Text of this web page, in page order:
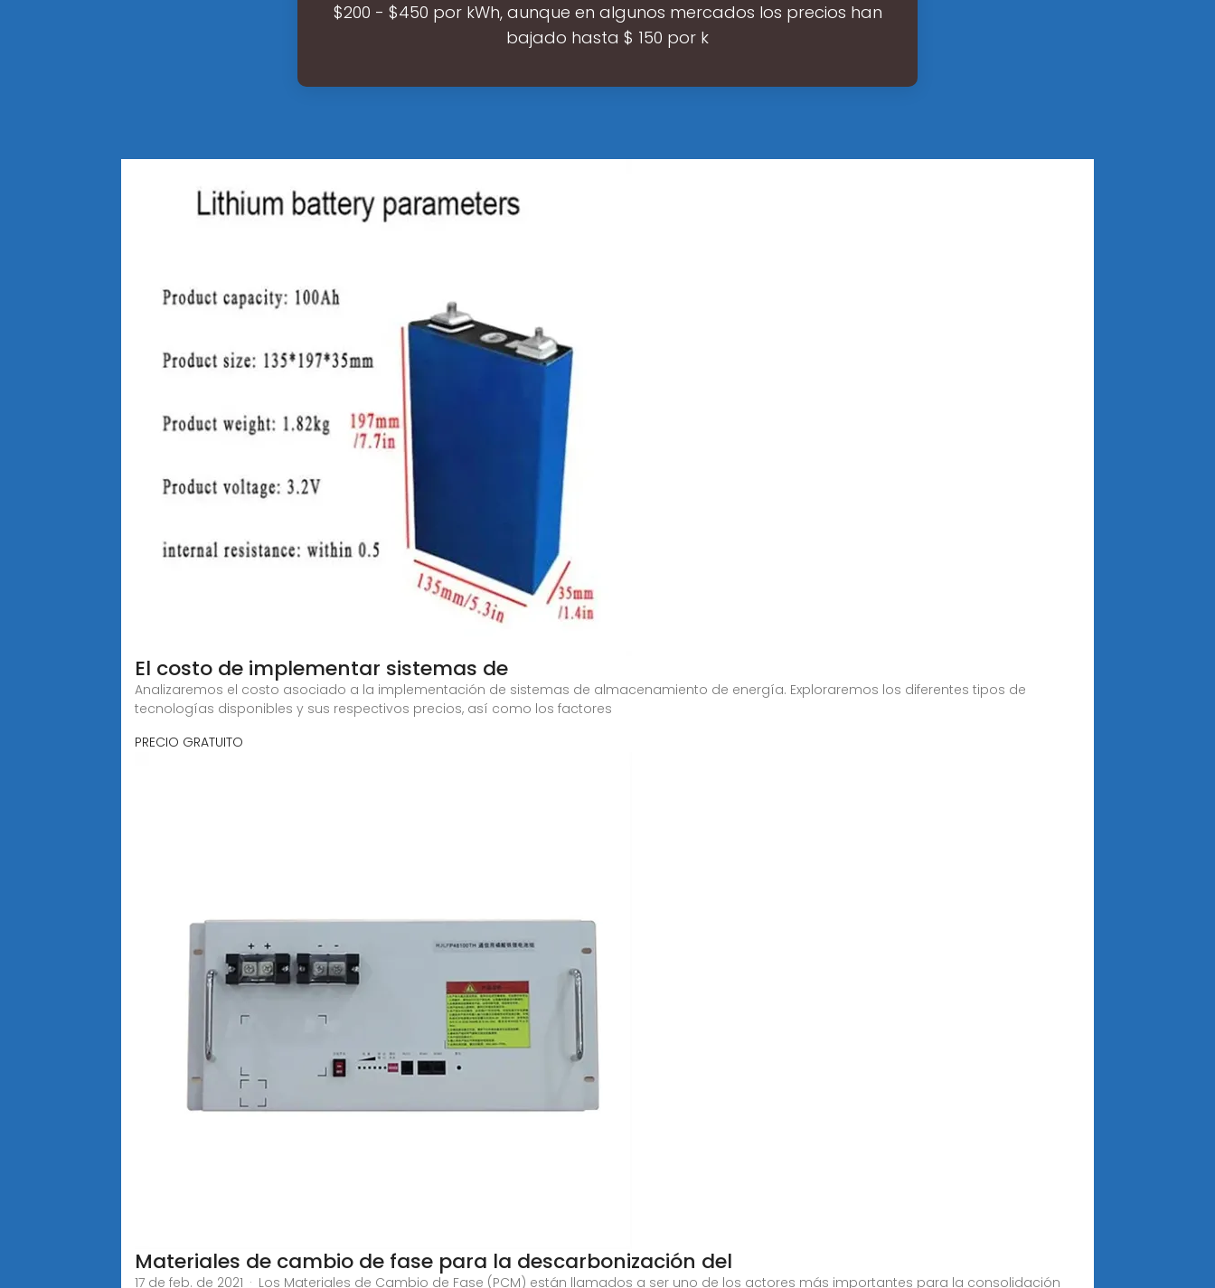
$200 - $450 por kWh, aunque en algunos mercados los precios han
bajado hasta $ 150 por k
El costo de implementar sistemas de
Analizaremos el costo asociado a la implementación de sistemas de almacenamiento de energía. Exploraremos los diferentes tipos de
tecnologías disponibles y sus respectivos precios, así como los factores
PRECIO GRATUITO
Materiales de cambio de fase para la descarbonización del
17 de feb. de 2021 · Los Materiales de Cambio de Fase (PCM) están llamados a ser uno de los actores más importantes para la consolidación